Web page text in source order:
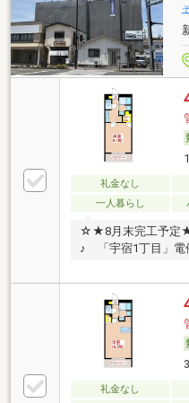
礼金なし
一人暮らし
☆★8月末完工予定
♪ 「宇宿1丁目」電
礼金なし